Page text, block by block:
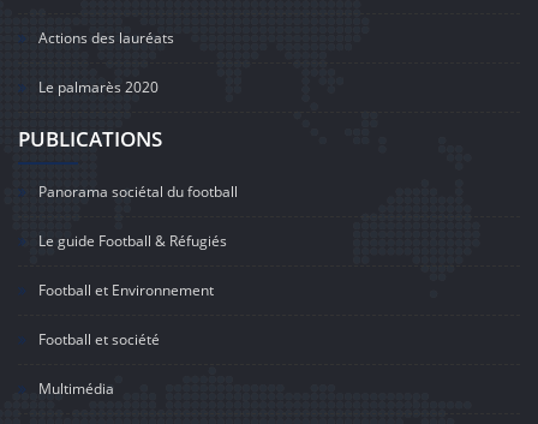
Actions des lauréats
Le palmarès 2020
PUBLICATIONS
Panorama sociétal du football
Le guide Football & Réfugiés
Football et Environnement
Football et société
Multimédia